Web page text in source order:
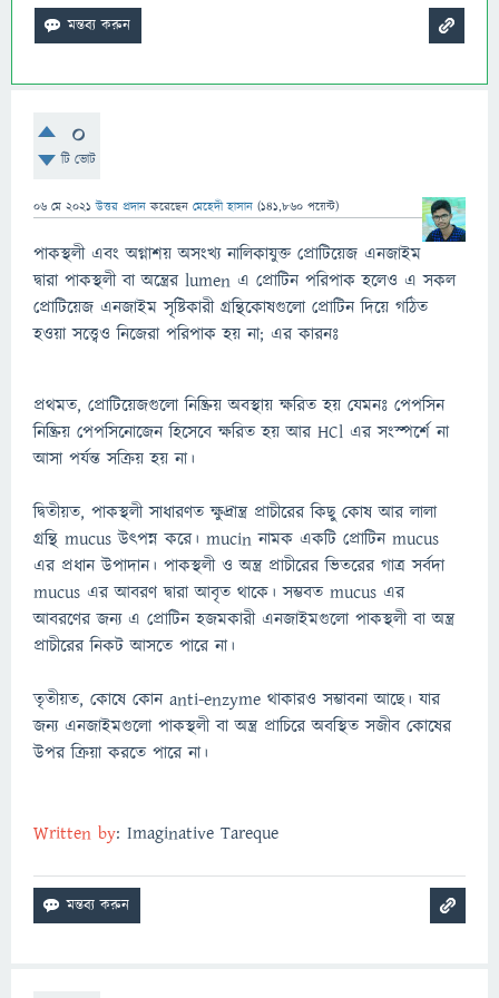
0
টি ভোট
06 মে 2021 উত্তর প্রদান করেছেন মেহেদী হাসান (141,860 পয়েন্ট)
পাকস্থলী এবং অগ্নাশয় অসংখ্য নালিকাযুক্ত প্রোটিয়েজ এনজাইম
দ্বারা পাকস্থলী বা অন্ত্রের lumen এ প্রোটিন পরিপাক হলেও এ সকল
প্রোটিয়েজ এনজাইম সৃষ্টিকারী গ্রন্থিকোষগুলো প্রোটিন দিয়ে গঠিত
হওয়া সত্ত্বেও নিজেরা পরিপাক হয় না; এর কারনঃ
প্রথমত, প্রোটিয়েজগুলো নিষ্ক্রিয় অবস্থায় ক্ষরিত হয় যেমনঃ পেপসিন
নিষ্ক্রিয় পেপসিনোজেন হিসেবে ক্ষরিত হয় আর HCl এর সংস্পর্শে না
আসা পর্যন্ত সক্রিয় হয় না।
দ্বিতীয়ত, পাকস্থলী সাধারণত ক্ষুদ্রান্ত্র প্রাচীরের কিছু কোষ আর লালা
গ্রন্থি mucus উৎপন্ন করে। mucin নামক একটি প্রোটিন mucus
এর প্রধান উপাদান। পাকস্থলী ও অন্ত্র প্রাচীরের ভিতরের গাত্র সর্বদা
mucus এর আবরণ দ্বারা আবৃত থাকে। সম্ভবত mucus এর
আবরণের জন্য এ প্রোটিন হজমকারী এনজাইমগুলো পাকস্থলী বা অন্ত্র
প্রাচীরের নিকট আসতে পারে না।
তৃতীয়ত, কোষে কোন anti-enzyme থাকারও সম্ভাবনা আছে। যার
জন্য এনজাইমগুলো পাকস্থলী বা অন্ত্র প্রাচিরে অবস্থিত সজীব কোষের
উপর ক্রিয়া করতে পারে না।
Written by: Imaginative Tareque